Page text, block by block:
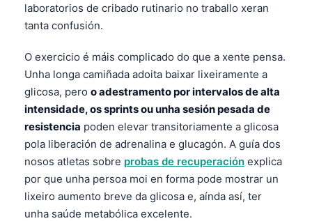
laboratorios de cribado rutinario no traballo xeran
tanta confusión.
O exercicio é máis complicado do que a xente pensa.
Unha longa camiñada adoita baixar lixeiramente a
glicosa, pero o adestramento por intervalos de alta
intensidade, os sprints ou unha sesión pesada de
resistencia poden elevar transitoriamente a glicosa
pola liberación de adrenalina e glucagón. A guía dos
nosos atletas sobre probas de recuperación explica
por que unha persoa moi en forma pode mostrar un
lixeiro aumento breve da glicosa e, aínda así, ter
unha saúde metabólica excelente.